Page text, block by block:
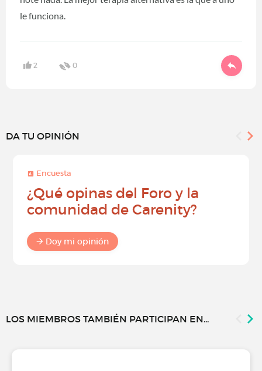
le funciona.
2 0
DA TU OPINIÓN
Encuesta
¿Qué opinas del Foro y la
comunidad de Carenity?
Doy mi opinión
LOS MIEMBROS TAMBIÉN PARTICIPAN EN...